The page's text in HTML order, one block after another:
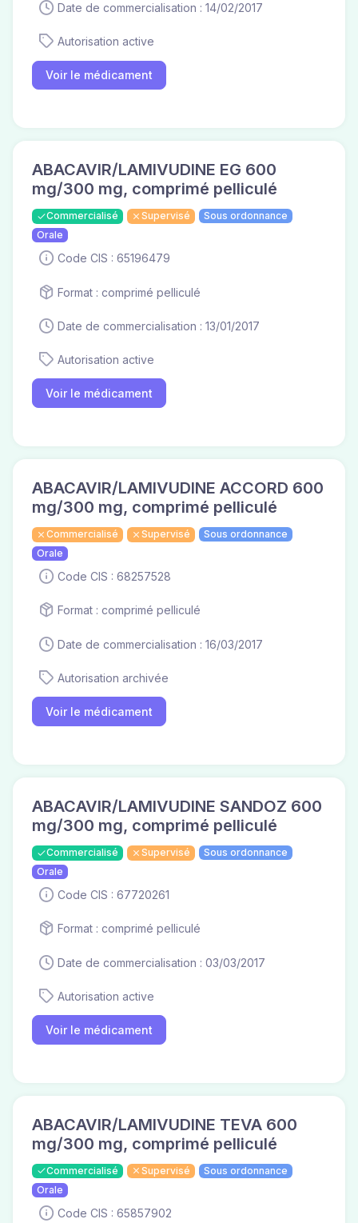
Date de commercialisation : 14/02/2017
Autorisation active
Voir le médicament
ABACAVIR/LAMIVUDINE EG 600
mg/300 mg, comprimé pelliculé
Commercialisé Supervisé
Sous ordonnance
Orale
Code CIS : 65196479
Format : comprimé pelliculé
Date de commercialisation : 13/01/2017
Autorisation active
Voir le médicament
ABACAVIR/LAMIVUDINE ACCORD 600
mg/300 mg, comprimé pelliculé
Commercialisé Supervisé
Sous ordonnance
Orale
Code CIS : 68257528
Format : comprimé pelliculé
Date de commercialisation : 16/03/2017
Autorisation archivée
Voir le médicament
ABACAVIR/LAMIVUDINE SANDOZ 600
mg/300 mg, comprimé pelliculé
Commercialisé Supervisé
Sous ordonnance
Orale
Code CIS : 67720261
Format : comprimé pelliculé
Date de commercialisation : 03/03/2017
Autorisation active
Voir le médicament
ABACAVIR/LAMIVUDINE TEVA 600
mg/300 mg, comprimé pelliculé
Commercialisé Supervisé
Sous ordonnance
Orale
Code CIS : 65857902